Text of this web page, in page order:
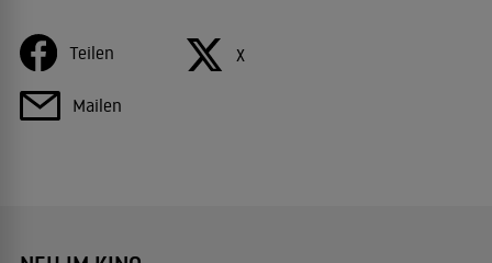
Teilen X
Mailen